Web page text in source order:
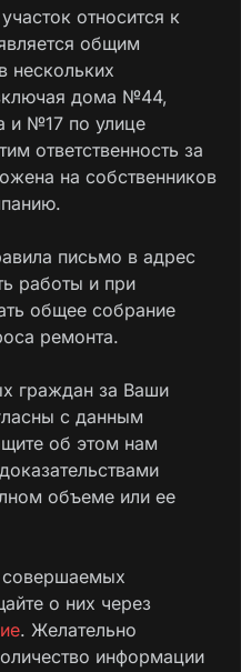
относится к
общим
нескольких
дома №44,
и №17 по улице
ответственность за
на собственников
письмо в адрес
работы и при
общее собрание
ремонта.
граждан за Ваши
с данным
об этом нам
объеме или ее
совершаемых
о них через
. Желательно
информации